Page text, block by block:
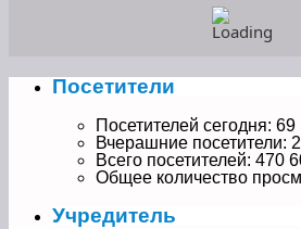
Посетители
Посетителей сегодня: 69
Вчерашние посетители:
Всего посетителей: 470
Общее количество
Учредитель